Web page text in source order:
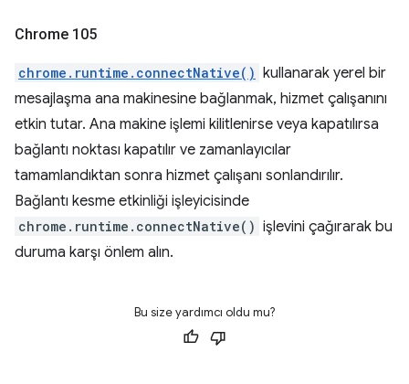
Chrome 105
chrome.runtime.connectNative() kullanarak yerel bir
mesajlaşma ana makinesine bağlanmak, hizmet çalışanını
etkin tutar. Ana makine işlemi kilitlenirse veya kapatılırsa
bağlantı noktası kapatılır ve zamanlayıcılar
tamamlandıktan sonra hizmet çalışanı sonlandırılır.
Bağlantı kesme etkinliği işleyicisinde
chrome.runtime.connectNative() işlevini çağırarak bu
duruma karşı önlem alın.
Bu size yardımcı oldu mu?